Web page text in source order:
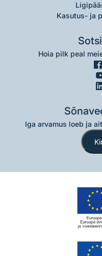
Kasutus- ja
Hoia pilk peal
Iga arvamus loeb ja